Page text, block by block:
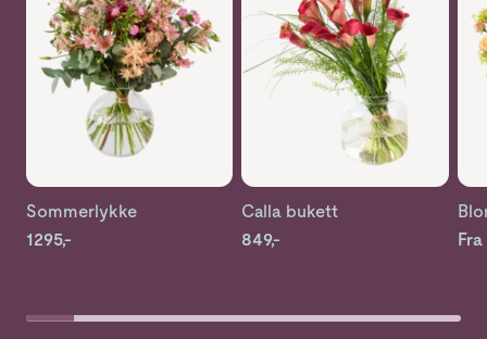
Sommerlykke
1295,-
Calla bukett
849,-